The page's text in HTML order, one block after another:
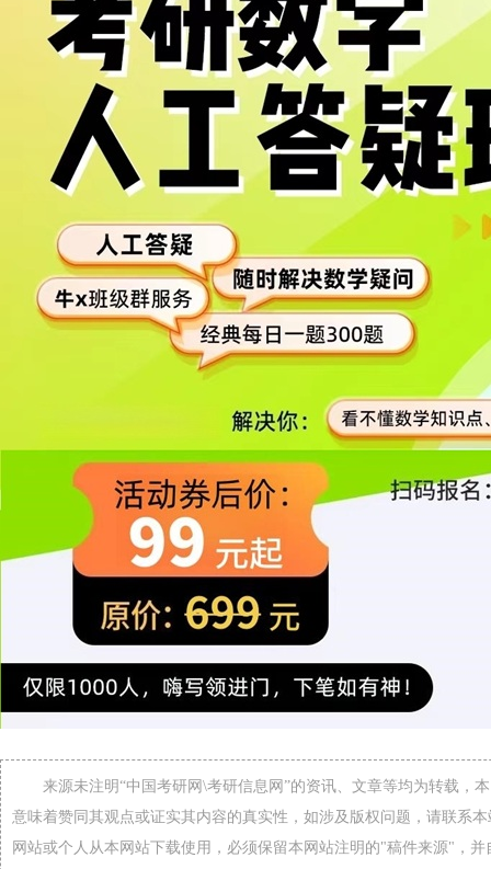
来源未注明“中国考研网\考研信息网”的资讯、文章等均为转载，
意味着赞同其观点或证实其内容的真实性，如涉及版权问题，请联系
网站或个人从本网站下载使用，必须保留本网站注明的"稿件来源"，